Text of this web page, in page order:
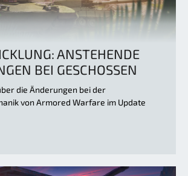
ANSTEHENDE
BEI GESCHOSSEN
die Änderungen bei der
von Armored Warfare im Update